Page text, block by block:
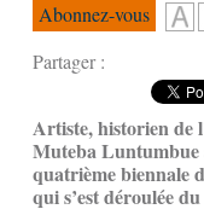
Abonnez-vous
Partager :
Artiste, historien de
Muteba Luntumbue
quatrième biennale
qui s’est déroulée